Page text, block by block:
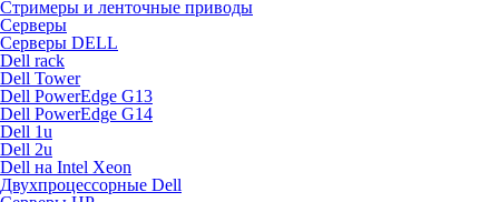
Стримеры и ленточные приводы
Серверы
Серверы DELL
Dell rack
Dell Tower
Dell PowerEdge G13
Dell PowerEdge G14
Dell 1u
Dell 2u
Dell на Intel Xeon
Двухпроцессорные Dell